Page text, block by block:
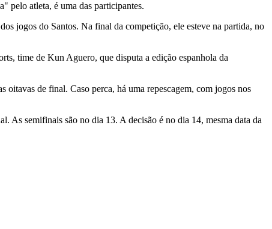
pelo atleta, é uma das participantes.
jogos do Santos. Na final da competição, ele esteve na partida, no
time de Kun Aguero, que disputa a edição espanhola da
de final. Caso perca, há uma repescagem, com jogos nos
As semifinais são no dia 13. A decisão é no dia 14, mesma data da